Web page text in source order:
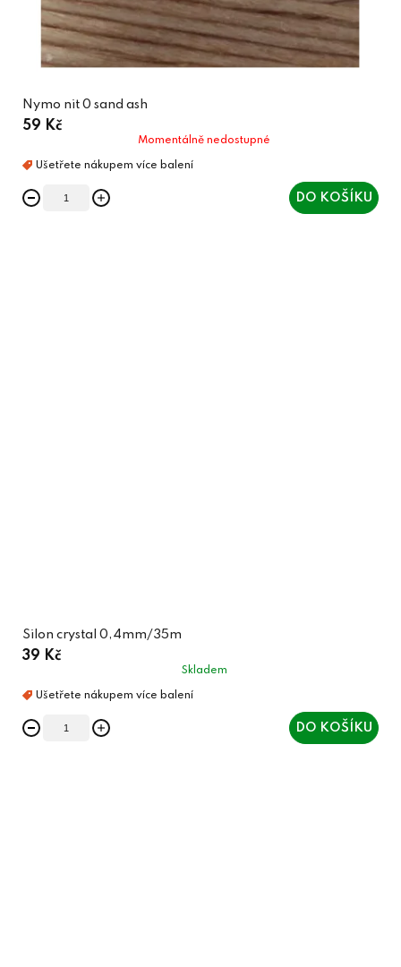
Nymo nit 0 sand ash
59 Kč
Momentálně nedostupné
DO KOŠÍKU
Silon crystal 0,4mm/35m
39 Kč
Skladem
DO KOŠÍKU